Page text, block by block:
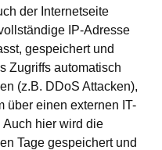
der Internetseite
IP-Adresse
gespeichert und
Zugriffs automatisch
(z.B. DDoS Attacken),
über einen externen IT-
hier wird die
Tage gespeichert und